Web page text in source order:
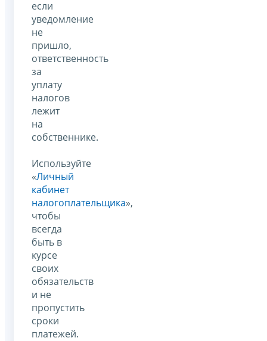
если
уведомление
не
пришло,
ответственность
за
уплату
налогов
лежит
на
собственнике.
Используйте
«Личный
кабинет
налогоплательщика»,
чтобы
всегда
быть в
курсе
своих
обязательств
и не
пропустить
сроки
платежей.